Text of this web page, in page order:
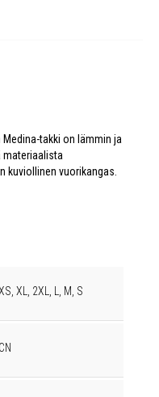
takki on lämmin ja
materiaalista
kuviollinen vuorikangas.
XL, 2XL, L, M, S
CN